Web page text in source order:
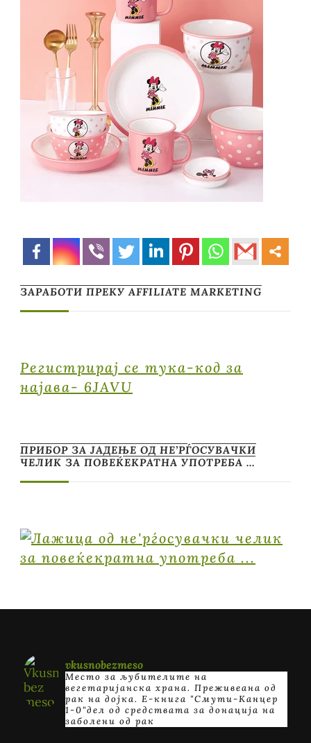
ЗАРАБОТИ ПРЕКУ AFFILIATE MARKETING
Регистрирај се тука-код за
најава- 6JAVU
ПРИБОР ЗА ЈАДЕЊЕ ОД НЕ’РЃОСУВАЧКИ
ЧЕЛИК ЗА ПОВЕЌЕКРАТНА УПОТРЕБА …
vkusnobezmeso
Место за љубителите на
вегетаријанска храна. Преживеана од
рак на дојка. E-книга "Смути-Канцер
1-0"дел од средствата за донација на
заболени од рак